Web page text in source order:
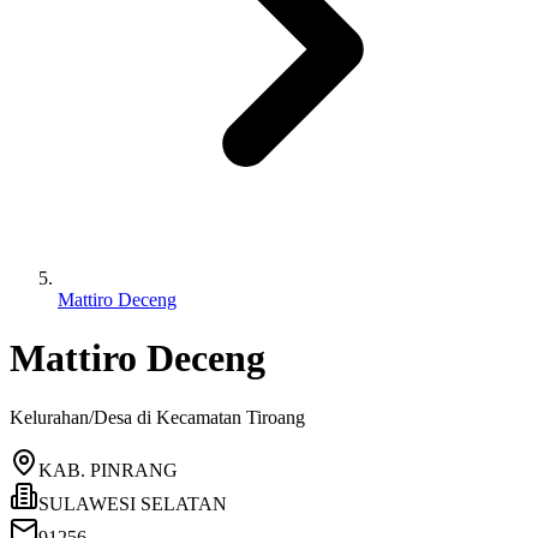
Mattiro Deceng
Mattiro Deceng
Kelurahan/Desa di Kecamatan Tiroang
KAB. PINRANG
SULAWESI SELATAN